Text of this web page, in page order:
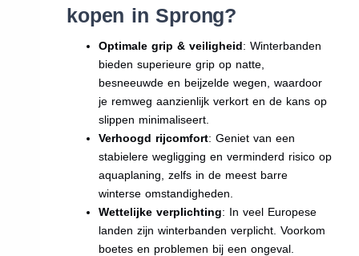
kopen in Sprong?
Optimale grip & veiligheid: Winterbanden
bieden superieure grip op natte,
besneeuwde en beijzelde wegen, waardoor
je remweg aanzienlijk verkort en de kans op
slippen minimaliseert.
Verhoogd rijcomfort: Geniet van een
stabielere wegligging en verminderd risico op
aquaplaning, zelfs in de meest barre
winterse omstandigheden.
Wettelijke verplichting: In veel Europese
landen zijn winterbanden verplicht. Voorkom
boetes en problemen bij een ongeval.